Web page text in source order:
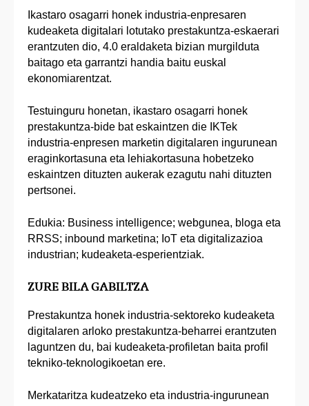
Ikastaro osagarri honek industria-enpresaren
kudeaketa digitalari lotutako prestakuntza-eskaerari
erantzuten dio, 4.0 eraldaketa bizian murgilduta
baitago eta garrantzi handia baitu euskal
ekonomiarentzat.
Testuinguru honetan, ikastaro osagarri honek
prestakuntza-bide bat eskaintzen die IKTek
industria-enpresen marketin digitalaren ingurunean
eraginkortasuna eta lehiakortasuna hobetzeko
eskaintzen dituzten aukerak ezagutu nahi dituzten
pertsonei.
Edukia: Business intelligence; webgunea, bloga eta
RRSS; inbound marketina; IoT eta digitalizazioa
industrian; kudeaketa-esperientziak.
ZURE BILA GABILTZA
Prestakuntza honek industria-sektoreko kudeaketa
digitalaren arloko prestakuntza-beharrei erantzuten
laguntzen du, bai kudeaketa-profiletan baita profil
tekniko-teknologikoetan ere.
Merkataritza kudeatzeko eta industria-ingurunean